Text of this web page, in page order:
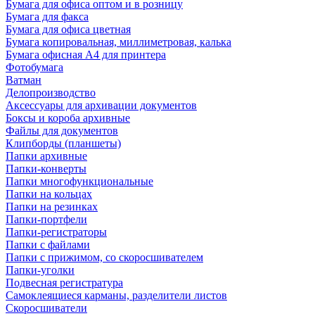
Бумага для офиса оптом и в розницу
Бумага для факса
Бумага для офиса цветная
Бумага копировальная, миллиметровая, калька
Бумага офисная А4 для принтера
Фотобумага
Ватман
Делопроизводство
Аксессуары для архивации документов
Боксы и короба архивные
Файлы для документов
Клипборды (планшеты)
Папки архивные
Папки-конверты
Папки многофункциональные
Папки на кольцах
Папки на резинках
Папки-портфели
Папки-регистраторы
Папки с файлами
Папки с прижимом, со скоросшивателем
Папки-уголки
Подвесная регистратура
Самоклеящиеся карманы, разделители листов
Скоросшиватели